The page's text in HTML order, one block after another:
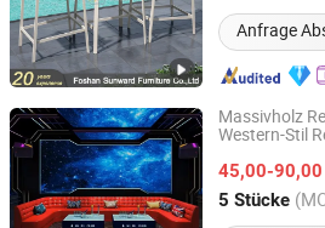
Anfrage
Massivholz
Western-Stil
45,00-90,00
5 Stücke
Foshan Hexiang Furniture Company
Guangdong, China